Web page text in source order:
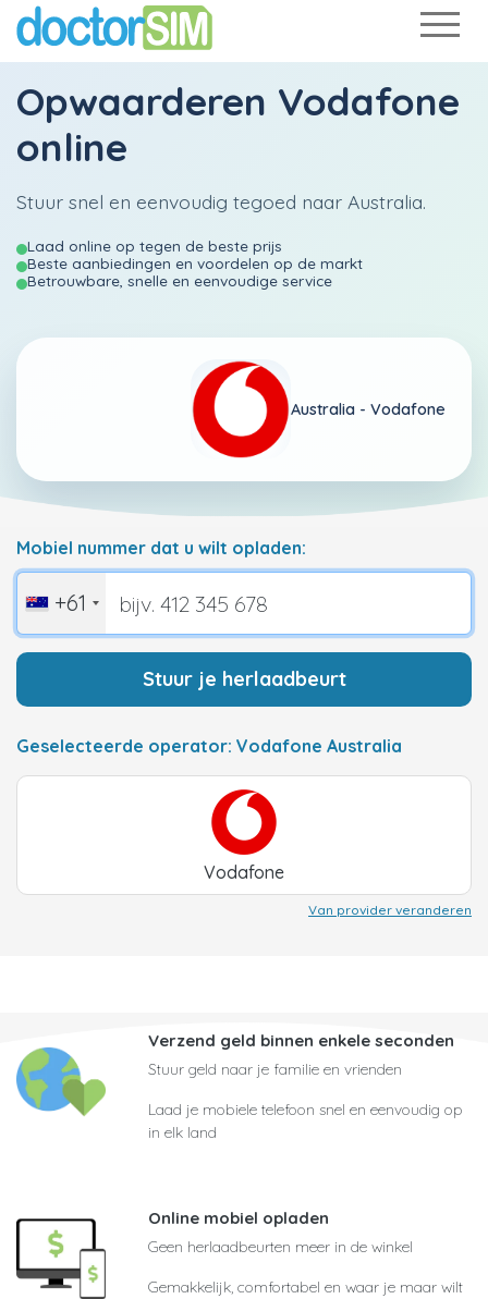
Opwaarderen Vodafone
online
Stuur snel en eenvoudig tegoed naar Australia.
Laad online op tegen de beste prijs
Beste aanbiedingen en voordelen op de markt
Betrouwbare, snelle en eenvoudige service
Australia - Vodafone
Mobiel nummer dat u wilt opladen:
+61
Stuur je herlaadbeurt
Geselecteerde operator: Vodafone Australia
Vodafone
Van provider veranderen
Verzend geld binnen enkele seconden
Stuur geld naar je familie en vrienden
Laad je mobiele telefoon snel en eenvoudig op
in elk land
Online mobiel opladen
Geen herlaadbeurten meer in de winkel
Gemakkelijk, comfortabel en waar je maar wilt